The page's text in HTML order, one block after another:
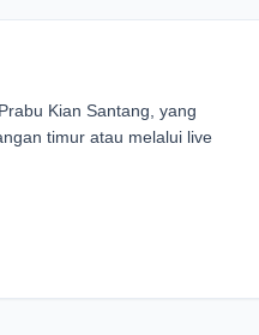
Kian Santang, yang
timur atau melalui live